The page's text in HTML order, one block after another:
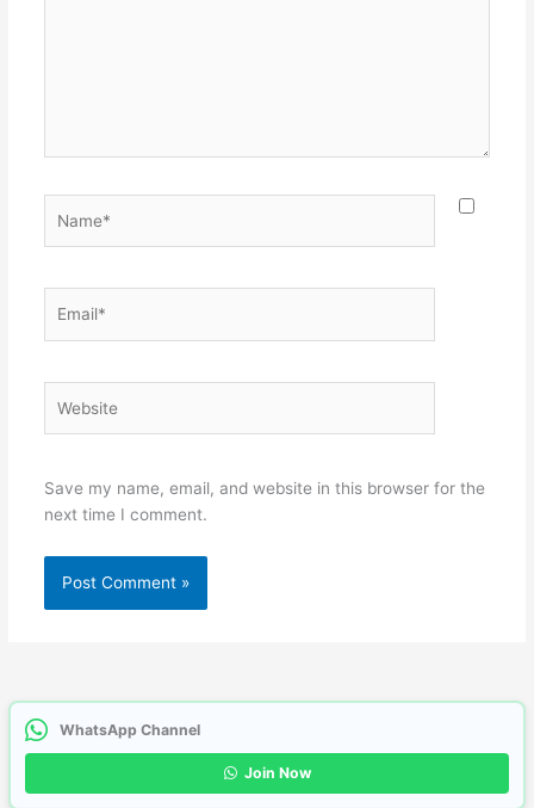
Save my name, email, and website in this browser for the
next time I comment.
WhatsApp Channel
Join Now